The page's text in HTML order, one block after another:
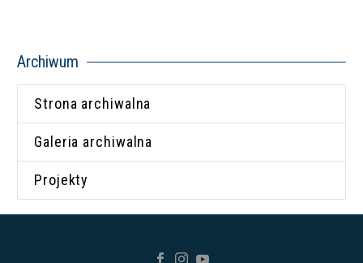
Archiwum
Strona archiwalna
Galeria archiwalna
Projekty